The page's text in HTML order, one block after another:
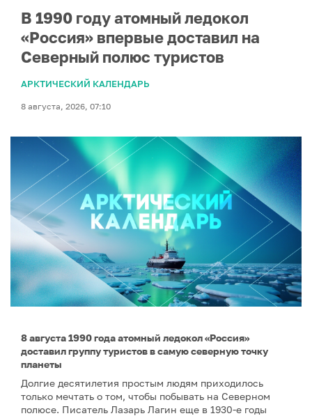
В 1990 году атомный ледокол
«Россия» впервые доставил на
Северный полюс туристов
АРКТИЧЕСКИЙ КАЛЕНДАРЬ
8 августа, 2026, 07:10
8 августа 1990 года атомный ледокол «Россия»
доставил группу туристов в самую северную точку
планеты
Долгие десятилетия простым людям приходилось
только мечтать о том, чтобы побывать на Северном
полюсе. Писатель Лазарь Лагин еще в 1930-е годы